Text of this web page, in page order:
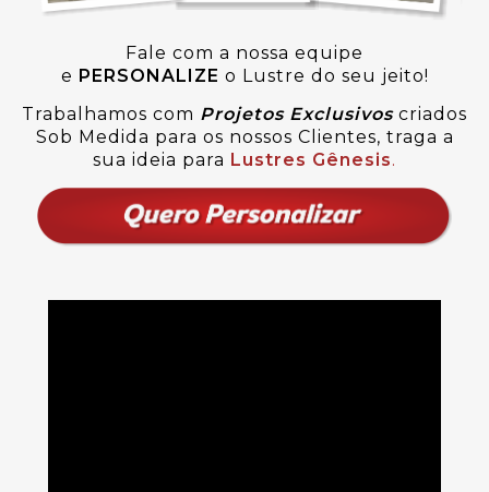
Fale com a nossa equipe
e PERSONALIZE o Lustre do seu jeito!
Trabalhamos com Projetos Exclusivoscriados
Sob Medida para os nossos Clientes, traga a
sua ideia para Lustres Gênesis.